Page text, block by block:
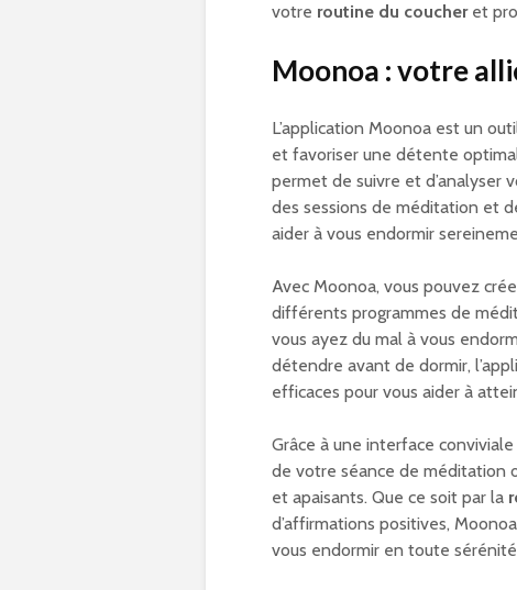
votre routine du coucheret
Moonoa : votre
L’application Moonoa est un
et favoriser une détente
permet de suivre et d’analyser
des sessions de méditation et
aider à vous endormir
Avec Moonoa, vous pouvez
différents programmes de
vous ayez du mal à vous
détendre avant de dormir,
efficaces pour vous aider à
Grâce à une interface
de votre séance de méditation
et apaisants. Que ce soit par la
d’affirmations positives,
vous endormir en toute